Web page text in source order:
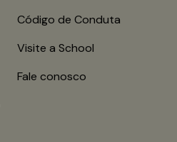
Código de Conduta
Visite a School
Fale conosco